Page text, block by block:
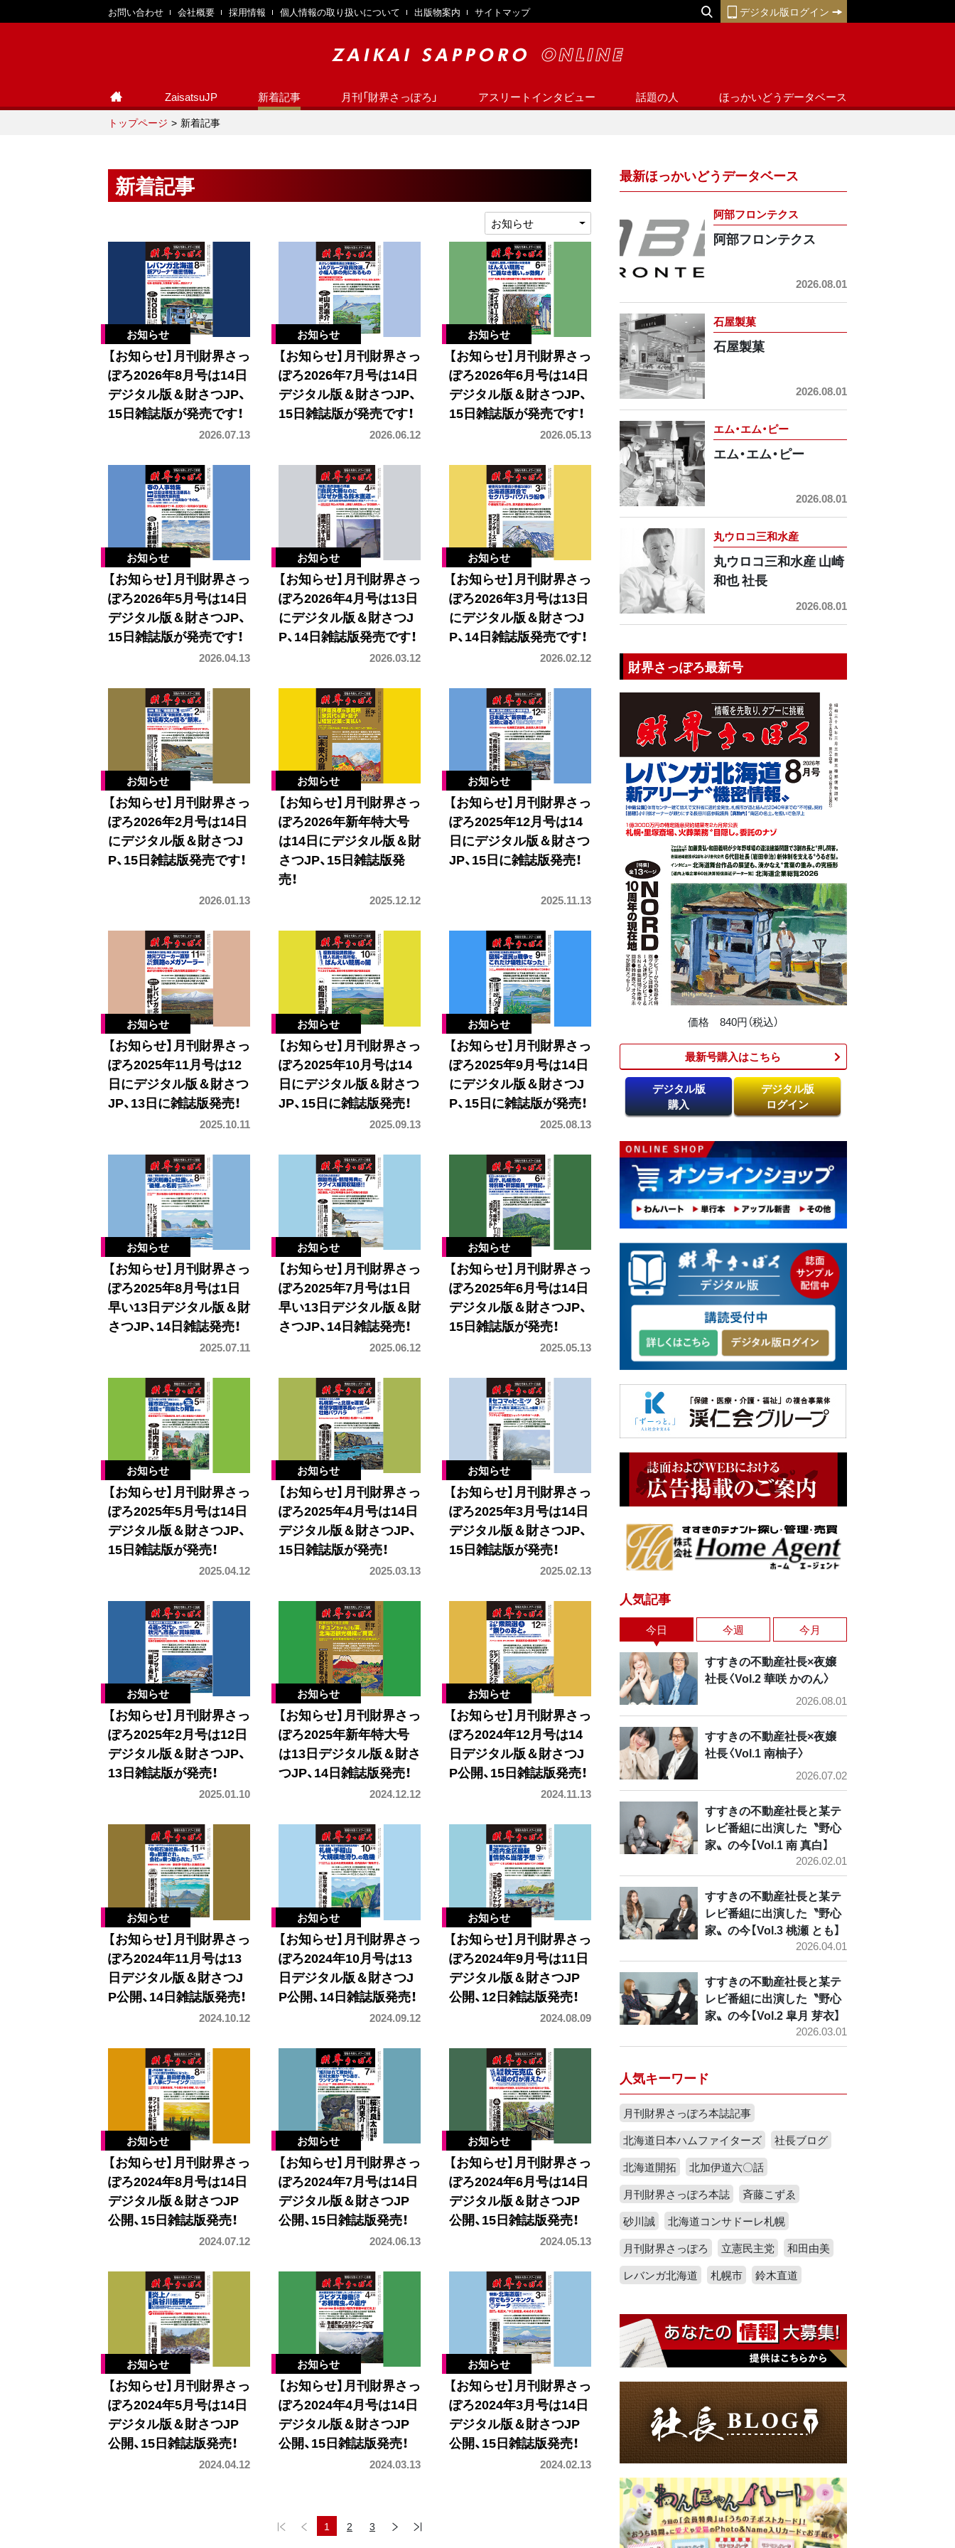
お問い合わせ 会社概要 採用情報 個人情報の取り扱いについて 出版物案内 サイトマップ デジタル版ログイン
ZaisatsuJP 新着記事 月刊「財界さっぽろ」 アスリートインタビュー 話題の人 ほっかいどうデータベース
トップページ 新着記事
新着記事
お知らせ
【お知らせ】月刊財界さっ
ぽろ2026年8月号は14日
デジタル版＆財さつJP、
15日雑誌版が発売です！
2026.07.13
【お知らせ】月刊財界さっ
ぽろ2026年7月号は14日
デジタル版＆財さつJP、
15日雑誌版が発売です！
2026.06.12
【お知らせ】月刊財界さっ
ぽろ2026年6月号は14日
デジタル版＆財さつJP、
15日雑誌版が発売です！
2026.05.13
【お知らせ】月刊財界さっ
ぽろ2026年5月号は14日
デジタル版＆財さつJP、
15日雑誌版が発売です！
2026.04.13
【お知らせ】月刊財界さっ
ぽろ2026年4月号は13日
にデジタル版＆財さつJ
P、14日雑誌版発売です！
2026.03.12
【お知らせ】月刊財界さっ
ぽろ2026年3月号は13日
にデジタル版＆財さつJ
P、14日雑誌版発売です！
2026.02.12
【お知らせ】月刊財界さっ
ぽろ2026年2月号は14日
にデジタル版＆財さつJ
P、15日雑誌版発売です！
2026.01.13
【お知らせ】月刊財界さっ
ぽろ2026年新年特大号
は14日にデジタル版＆財
さつJP、15日雑誌版発
売！
2025.12.12
【お知らせ】月刊財界さっ
ぽろ2025年12月号は14
日にデジタル版＆財さつ
JP、15日に雑誌版発売！
2025.11.13
【お知らせ】月刊財界さっ
ぽろ2025年11月号は12
日にデジタル版＆財さつ
JP、13日に雑誌版発売！
2025.10.11
【お知らせ】月刊財界さっ
ぽろ2025年10月号は14
日にデジタル版＆財さつ
JP、15日に雑誌版発売！
2025.09.13
【お知らせ】月刊財界さっ
ぽろ2025年9月号は14日
にデジタル版＆財さつJ
P、15日に雑誌版が発売！
2025.08.13
【お知らせ】月刊財界さっ
ぽろ2025年8月号は1日
早い13日デジタル版＆財
さつJP、14日雑誌発売！
2025.07.11
【お知らせ】月刊財界さっ
ぽろ2025年7月号は1日
早い13日デジタル版＆財
さつJP、14日雑誌発売！
2025.06.12
【お知らせ】月刊財界さっ
ぽろ2025年6月号は14日
デジタル版＆財さつJP、
15日雑誌版が発売！
2025.05.13
【お知らせ】月刊財界さっ
ぽろ2025年5月号は14日
デジタル版＆財さつJP、
15日雑誌版が発売！
2025.04.12
【お知らせ】月刊財界さっ
ぽろ2025年4月号は14日
デジタル版＆財さつJP、
15日雑誌版が発売！
2025.03.13
【お知らせ】月刊財界さっ
ぽろ2025年3月号は14日
デジタル版＆財さつJP、
15日雑誌版が発売！
2025.02.13
【お知らせ】月刊財界さっ
ぽろ2025年2月号は12日
デジタル版＆財さつJP、
13日雑誌版が発売！
2025.01.10
【お知らせ】月刊財界さっ
ぽろ2025年新年特大号
は13日デジタル版＆財さ
つJP、14日雑誌版発売！
2024.12.12
【お知らせ】月刊財界さっ
ぽろ2024年12月号は14
日デジタル版＆財さつJ
P公開、15日雑誌版発売！
2024.11.13
【お知らせ】月刊財界さっ
ぽろ2024年11月号は13
日デジタル版＆財さつJ
P公開、14日雑誌版発売！
2024.10.12
【お知らせ】月刊財界さっ
ぽろ2024年10月号は13
日デジタル版＆財さつJ
P公開、14日雑誌版発売！
2024.09.12
【お知らせ】月刊財界さっ
ぽろ2024年9月号は11日
デジタル版＆財さつJP
公開、12日雑誌版発売！
2024.08.09
【お知らせ】月刊財界さっ
ぽろ2024年8月号は14日
デジタル版＆財さつJP
公開、15日雑誌版発売！
2024.07.12
【お知らせ】月刊財界さっ
ぽろ2024年7月号は14日
デジタル版＆財さつJP
公開、15日雑誌版発売！
2024.06.13
【お知らせ】月刊財界さっ
ぽろ2024年6月号は14日
デジタル版＆財さつJP
公開、15日雑誌版発売！
2024.05.13
【お知らせ】月刊財界さっ
ぽろ2024年5月号は14日
デジタル版＆財さつJP
公開、15日雑誌版発売！
2024.04.12
【お知らせ】月刊財界さっ
ぽろ2024年4月号は14日
デジタル版＆財さつJP
公開、15日雑誌版発売！
2024.03.13
【お知らせ】月刊財界さっ
ぽろ2024年3月号は14日
デジタル版＆財さつJP
公開、15日雑誌版発売！
2024.02.13
1 2 3
最新ほっかいどうデータベース
阿部フロンテクス
阿部フロンテクス
2026.08.01
石屋製菓
石屋製菓
2026.08.01
エム・エム・ピー
エム・エム・ピー
2026.08.01
丸ウロコ三和水産
丸ウロコ三和水産 山崎
和也 社長
2026.08.01
財界さっぽろ最新号
価格 840円（税込）
最新号購入はこちら​
デジタル版
購入
デジタル版
ログイン
人気記事
今日 今週 今月
すすきの不動産社長×夜嬢
社長〈Vol.2 華咲 かのん〉
2026.08.01
すすきの不動産社長×夜嬢
社長〈Vol.1 南柚子〉
2026.07.02
すすきの不動産社長と某テ
レビ番組に出演した〝野心
家〟の今【Vol.1 南 真白】
2026.02.01
すすきの不動産社長と某テ
レビ番組に出演した〝野心
家〟の今【Vol.3 桃瀬 とも】
2026.04.01
すすきの不動産社長と某テ
レビ番組に出演した〝野心
家〟の今【Vol.2 皐月 芽衣】
2026.03.01
人気キーワード
月刊財界さっぽろ本誌記事
北海道日本ハムファイターズ
社長ブログ
北海道開拓
北加伊道六〇話
月刊財界さっぽろ本誌
斉藤こずゑ
砂川誠
北海道コンサドーレ札幌
月刊財界さっぽろ
立憲民主党
和田由美
レバンガ北海道
札幌市 鈴木直道